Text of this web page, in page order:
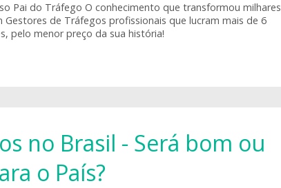
Pai do Tráfego O conhecimento que transformou milhares
Gestores de Tráfegos profissionais que lucram mais de 6
pelo menor preço da sua história!
no Brasil - Será bom ou
o País?